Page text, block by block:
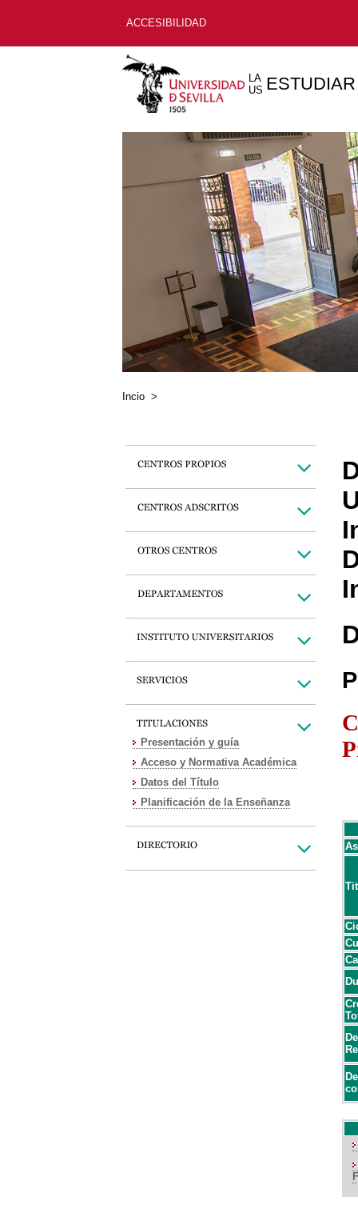
ACCESIBILIDAD
LA
US ESTUDIAR
Incio >
Presentación y guía
Acceso y Normativa Académica
Datos del Título
Planificación de la Enseñanza